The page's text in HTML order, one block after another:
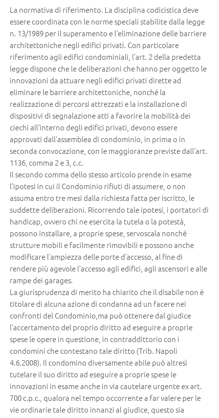
La normativa di riferimento. La disciplina codicistica deve
essere coordinata con le norme speciali stabilite dalla legge
n. 13/1989 per il superamento e l’eliminazione delle barriere
architettoniche negli edifici privati. Con particolare
riferimento agli edifici condominiali, l’art. 2 della predetta
legge dispone che le deliberazioni che hanno per oggetto le
innovazioni da attuare negli edifici privati dirette ad
eliminare le barriere architettoniche, nonché la
realizzazione di percorsi attrezzati e la installazione di
dispositivi di segnalazione atti a favorire la mobilità dei
ciechi all’interno degli edifici privati, devono essere
approvati dall’assemblea di condominio, in prima o in
seconda convocazione, con le maggioranze previste dall’art.
1136, comma 2 e 3, c.c.
Il secondo comma dello stesso articolo prende in esame
l’ipotesi in cui il Condominio rifiuti di assumere, o non
assuma entro tre mesi dalla richiesta fatta per iscritto, le
suddette deliberazioni. Ricorrendo tale ipotesi, i portatori di
handicap, ovvero chi ne esercita la tutela o la potestà,
possono installare, a proprie spese, servoscala nonché
strutture mobili e facilmente rimovibili e possono anche
modificare l’ampiezza delle porte d’accesso, al fine di
rendere più agevole l’accesso agli edifici, agli ascensori e alle
rampe dei garages.
La giurisprudenza di merito ha chiarito che il disabile non è
titolare di alcuna azione di condanna ad un facere nei
confronti del Condominio,ma può ottenere dal giudice
l’accertamento del proprio diritto ad eseguire a proprie
spese le opere in questione, in contraddittorio con i
condomini che contestano tale diritto (Trib. Napoli
4.6.2008). Il condomino diversamente abile può altresì
tutelare il suo diritto ad eseguire a proprie spese le
innovazioni in esame anche in via cautelare urgente ex art.
700 c.p.c., qualora nel tempo occorrente a far valere per le
vie ordinarie tale diritto innanzi al giudice, questo sia